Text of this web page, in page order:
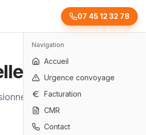
07 45 12 32 78
Navigation
Accueil
Urgence convoyage
Facturation
CMR
Contact
rapide